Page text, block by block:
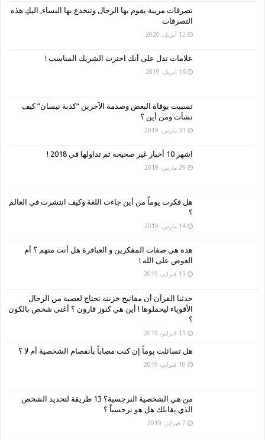
تصرفات مريبة يقوم بها الرجال وتنخدع بها النساء, اليكِ هذه
التصرفات
12 أبريل، 2020
علامات تدل على أنك اخترت الشريك المناسب !
16 أبريل، 2019
تسببت بوفاة البعض وصدمة الآخرين “كذبة نيسان” كيف
نشأت ومن أين ؟
31 مارس، 2019
اشهر 10 أخبار غير صحيحه تم تداولها في 2018 !
29 مارس، 2019
هل فكرت يوماً من أين جاءت اللغة وكيف انتشرت في العالم
؟
14 مارس، 2019
هذه هي صفات المفكرين و العباقرة هل أنت منهم ؟ أم
العوض على الله !
13 فبراير، 2019
حدثنا القرآن أن مفاتيح خزنته تحتاج لعصبة من الرجال
الأقوياء ليحملوها ! أين هي كنوز قارون ؟ أغنى شخص بالكون
؟
11 فبراير، 2019
هل تسائلت يوماً إن كنت مصاباً بأنفصام الشخصية أم لا ؟
10 فبراير، 2019
من هي الشخصية النرجسية؟ 13 طريقة لتحديد الشخص
الذي يقابلك هل هو نرجسياً ؟
7 فبراير، 2019